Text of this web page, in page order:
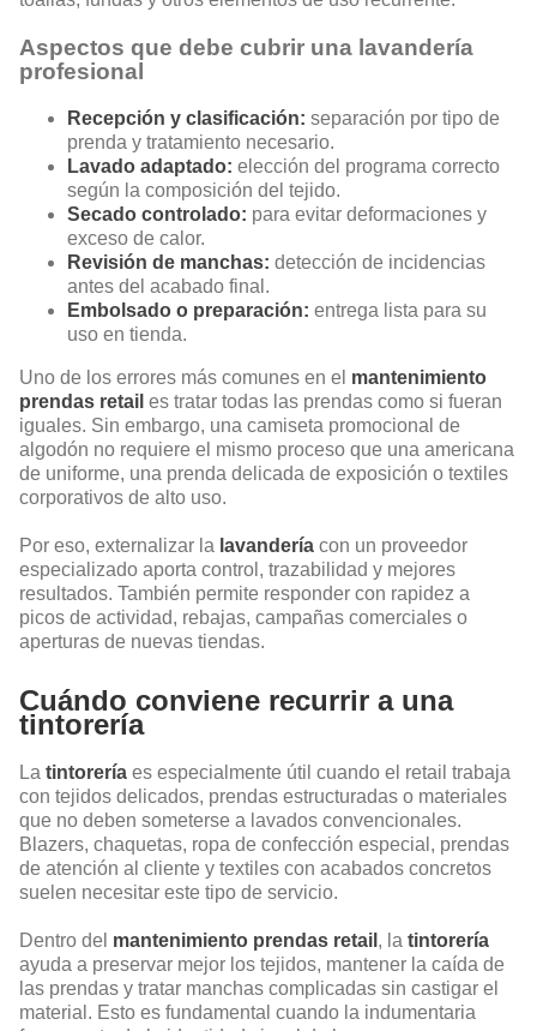
Aspectos que debe cubrir una lavandería
profesional
Recepción y clasificación: separación por tipo de
prenda y tratamiento necesario.
Lavado adaptado: elección del programa correcto
según la composición del tejido.
Secado controlado: para evitar deformaciones y
exceso de calor.
Revisión de manchas: detección de incidencias
antes del acabado final.
Embolsado o preparación: entrega lista para su
uso en tienda.
Uno de los errores más comunes en el mantenimiento
prendas retail es tratar todas las prendas como si fueran
iguales. Sin embargo, una camiseta promocional de
algodón no requiere el mismo proceso que una americana
de uniforme, una prenda delicada de exposición o textiles
corporativos de alto uso.
Por eso, externalizar la lavandería con un proveedor
especializado aporta control, trazabilidad y mejores
resultados. También permite responder con rapidez a
picos de actividad, rebajas, campañas comerciales o
aperturas de nuevas tiendas.
Cuándo conviene recurrir a una
tintorería
La tintorería es especialmente útil cuando el retail trabaja
con tejidos delicados, prendas estructuradas o materiales
que no deben someterse a lavados convencionales.
Blazers, chaquetas, ropa de confección especial, prendas
de atención al cliente y textiles con acabados concretos
suelen necesitar este tipo de servicio.
Dentro del mantenimiento prendas retail , la tintorería
ayuda a preservar mejor los tejidos, mantener la caída de
las prendas y tratar manchas complicadas sin castigar el
material. Esto es fundamental cuando la indumentaria